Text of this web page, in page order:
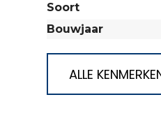
Soort
Bouwjaar
ALLE